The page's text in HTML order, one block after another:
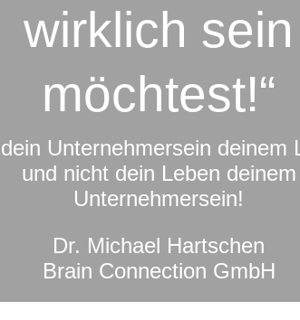
wirklich sein
möchtest!“
Unternehmersein deinem
und nicht dein Leben deinem
Unternehmersein!
Dr. Michael Hartschen
Brain Connection GmbH